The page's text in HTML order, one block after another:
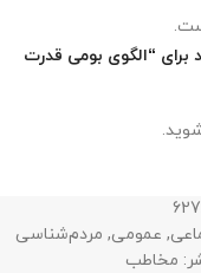
برای “الگوی بومی‌ قدرت
, عمومی, مردم‌شناسی
مخاطب